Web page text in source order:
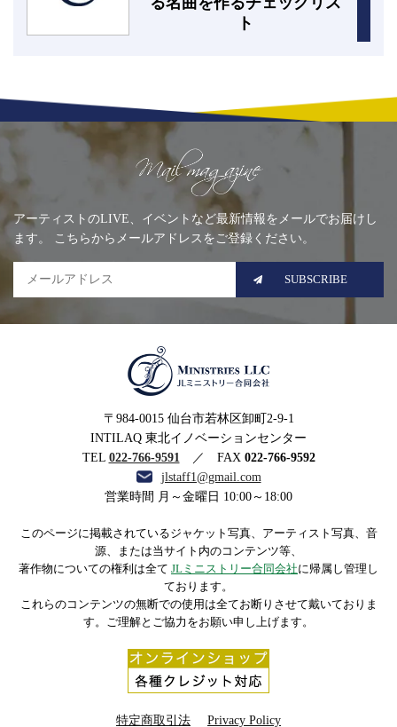
ト
アーティストのLIVE、イベントなど最新情報をメールでお届けし
ます。 こちらからメールアドレスをご登録ください。
SUBSCRIBE
ストリー合同会社
〒984-0015 仙台市若林区卸町2-9-1
INTILAQ 東北イノベーションセンター
TEL 022-766-9591／ FAX 022-766-9592
jlstaff1@gmail.com
営業時間 月～金曜日 10:00～18:00
このページに掲載されているジャケット写真、アーティスト写真、音
源、または当サイト内のコンテンツ等、
著作物についての権利は全て JLミニストリー合同会社に帰属し管理し
ております。
これらのコンテンツの無断での使用は全てお断りさせて戴いておりま
す。ご理解とご協力をお願い申し上げます。
特定商取引法 Privacy Policy